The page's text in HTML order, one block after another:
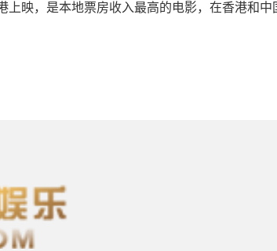
上映，是本地票房收入最高的电影，在香港和中